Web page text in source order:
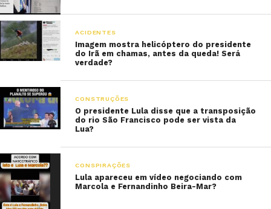
ACIDENTES
Imagem mostra helicóptero do presidente
do Irã em chamas, antes da queda! Será
verdade?
CONSTRUÇÕES
O presidente Lula disse que a transposição
do rio São Francisco pode ser vista da
Lua?
CONSPIRAÇÕES
Lula apareceu em vídeo negociando com
Marcola e Fernandinho Beira-Mar?